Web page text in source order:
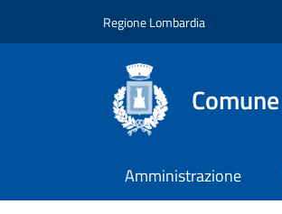
Regione Lombardia
Amministrazione